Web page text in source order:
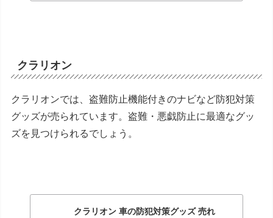
クラリオン
クラリオンでは、盗難防止機能付きのナビなど防犯対策
グッズが売られています。盗難・悪戯防止に最適なグッ
ズを見つけられるでしょう。
クラリオン 車の防犯対策グッズ売れ